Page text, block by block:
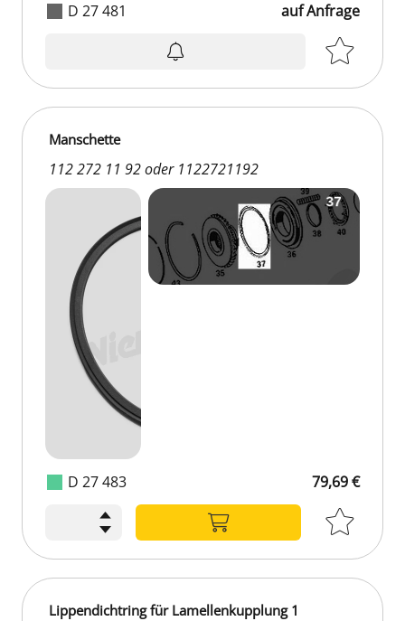
D 27 481 auf Anfrage
D 27 483
Manschette
112 272 11 92 oder 1122721192
79,69 €
Lippendichtring für Lamellenkupplung 1